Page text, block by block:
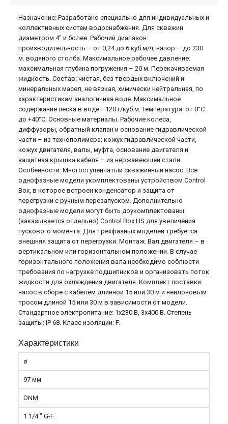
Назначение: Разработано специально для индивидуальных и
коллективных систем водоснабжения. Для скважин
диаметром 4" и более. Рабочий диапазон:
производительность – от 0,24 до 6 куб.м/ч, напор – до 230
м. водяного столба. Максимальное рабочее давление:
максимальная глубина погружения – 20 м. Перекачиваемая
жидкость. Состав: чистая, без твердых включений и
минеральных масел, не вязкая, химически нейтральная, по
характеристикам аналогичная воде. Максимальное
содержание песка в воде –120 г/куб.м. Температура: от 0°С
до +40°С. Основные материалы. Рабочие колеса,
диффузоры, обратный клапан и основание гидравлической
части – из технополимера; кожух гидравлической части,
кожух двигателя, валы, муфта, основание двигателя и
защитная крышка кабеля – из нержавеющей стали.
Особенности. Многоступенчатый скважинный насос. Все
однофазные модели укомплектованы устройством Control
Box, в которое встроен конденсатор и защита от
перегрузки с ручным перезапуском. Дополнительно
однофазные модели могут быть доукомплектованы
(заказывается отдельно) Control Box HS для увеличения
пускового момента. Для трехфазных моделей требуется
внешняя защита от перегрузки. Монтаж. Вал двигателя – в
вертикальном или горизонтальном положении. В случае
горизонтального положения вала необходимо соблюсти
требования по нагрузке подшипников и организовать поток
жидкости для охлаждения двигателя. Комплект поставки:
насос в сборе с кабелем длинной 15 или 30 м и нейлоновым
тросом длиной 15 или 30 м в зависимости от модели.
Стандартное электропитание: 1x230 В, 3x400 В. Степень
защиты: IP 68. Класс изоляции: F.
Характеристики
ø
97 мм
DNM
1 1/4 " G-F